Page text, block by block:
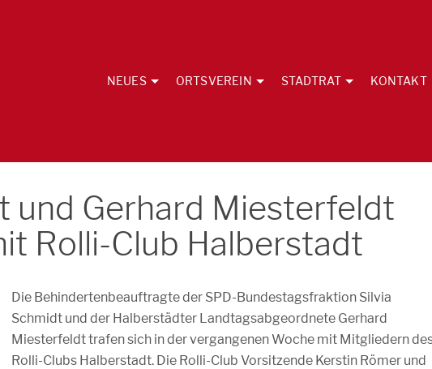
NEUES ORTSVEREIN STADTRAT KONTAKT
und Gerhard Miesterfeldt
Rolli-Club Halberstadt
Die Behindertenbeauftragte der SPD-Bundestagsfraktion Silvia
Schmidt und der Halberstädter Landtagsabgeordnete Gerhard
Miesterfeldt trafen sich in der vergangenen Woche mit Mitgliedern
Rolli-Clubs Halberstadt. Die Rolli-Club Vorsitzende Kerstin Römer und